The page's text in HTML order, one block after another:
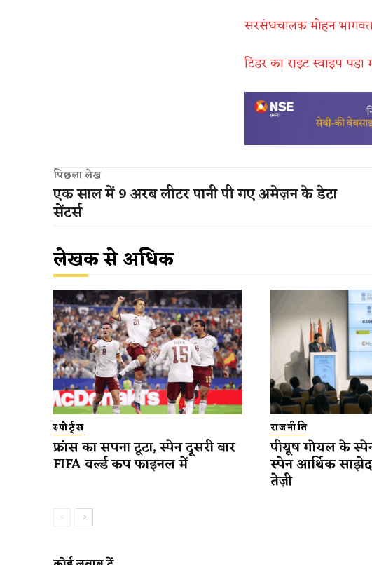
सरसंघचालक मोहन भागवत
टिंडर का राइट स्वाइप
पिछला लेख
एक साल में 9 अरब लीटर पानी पी गए अमेज़न के डेटा
सेंटर्स
लेखक से अधिक
स्पोर्ट्स
फ्रांस का सपना टूटा, स्पेन दूसरी बार
FIFA वर्ल्ड कप फाइनल में
राजनीति
पीयूष गोयल के
स्पेन आर्थिक
तेज़ी